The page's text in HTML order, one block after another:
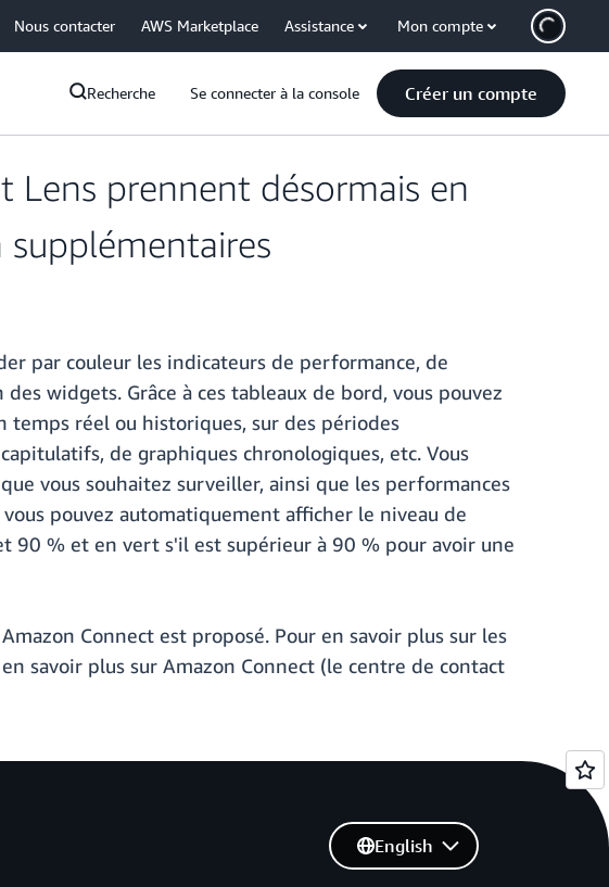
Nous contacter AWS Marketplace Assistance Mon compte
Recherche Se connecter à la console Créer un compte
Lens prennent désormais en
par couleur les indicateurs de performance, de
widgets. Grâce à ces tableaux de bord, vous pouvez
temps réel ou historiques, sur des périodes
de graphiques chronologiques, etc. Vous
vous souhaitez surveiller, ainsi que les performances
pouvez automatiquement afficher le niveau de
90 % et en vert s'il est supérieur à 90 % pour avoir une
Connect est proposé. Pour en savoir plus sur les
en savoir plus sur Amazon Connect (le centre de contact
English